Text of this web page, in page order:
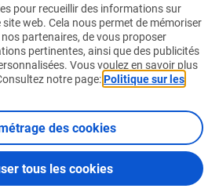
pour recueillir des informations sur
web. Cela nous permet de mémoriser
partenaires, de vous proposer
pertinentes, ainsi que des publicités
Vous voulez en savoir plus
notre page:Politique sur les
des cookies
tous les cookies
notre app